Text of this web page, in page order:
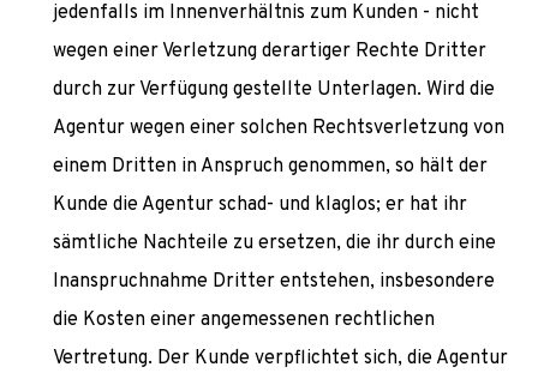
jedenfalls im Innenverhältnis zum Kunden - nicht
wegen einer Verletzung derartiger Rechte Dritter
durch zur Verfügung gestellte Unterlagen. Wird die
Agentur wegen einer solchen Rechtsverletzung von
einem Dritten in Anspruch genommen, so hält der
Kunde die Agentur schad- und klaglos; er hat ihr
sämtliche Nachteile zu ersetzen, die ihr durch eine
Inanspruchnahme Dritter entstehen, insbesondere
die Kosten einer angemessenen rechtlichen
Vertretung. Der Kunde verpflichtet sich, die Agentur